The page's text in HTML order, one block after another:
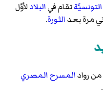
تقام فيالبلادلأوَّل
مرة بعدالثورة.
من روادالمسرح المصري